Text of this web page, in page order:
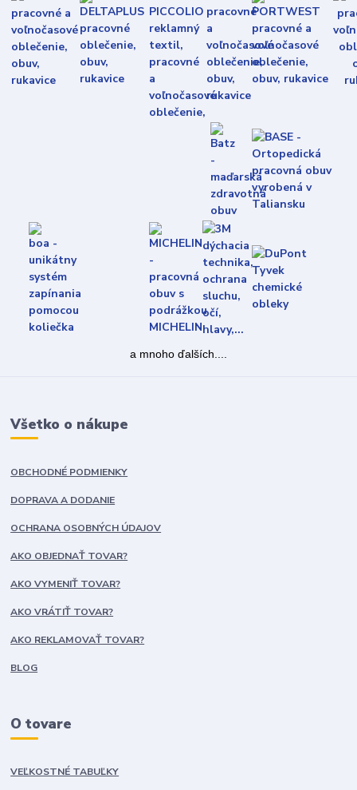
a mnoho ďalších....
Všetko o nákupe
OBCHODNÉ PODMIENKY
DOPRAVA A DODANIE
OCHRANA OSOBNÝCH ÚDAJOV
AKO OBJEDNAŤ TOVAR?
AKO VYMENIŤ TOVAR?
AKO VRÁTIŤ TOVAR?
AKO REKLAMOVAŤ TOVAR?
BLOG
O tovare
VEĽKOSTNÉ TABUĽKY